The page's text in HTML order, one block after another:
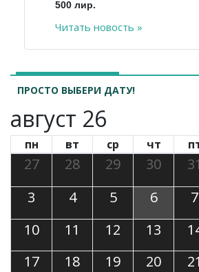
500 лир.
Читать новость »
ПРОСТО ВЫБЕРИ ДАТУ!
август 26
пн вт ср чт
27 28 29 30 31
3
4 5 6 7
10
11 12 13
17
18 19 20 21